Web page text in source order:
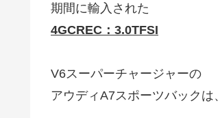
期間に輸入された
4GCREC：3.0TFSI
V6スーパーチャージャーの
アウディA7スポーツバックは、